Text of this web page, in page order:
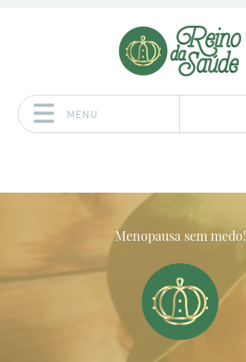
MENU
Menopausa sem medo!